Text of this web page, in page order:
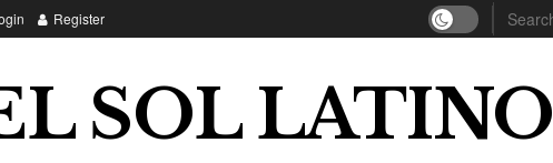
Register
SOL LATINO